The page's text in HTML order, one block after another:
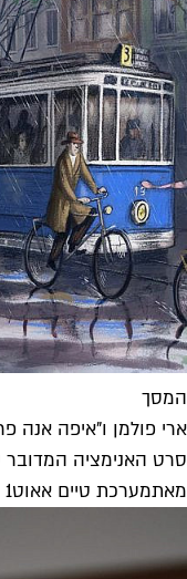
המסך
ארי פולמן ו"איפה אנה
סרט האנימציה המדובר של
מאתמערכת טיים אאוט1 באוגוסט 2021